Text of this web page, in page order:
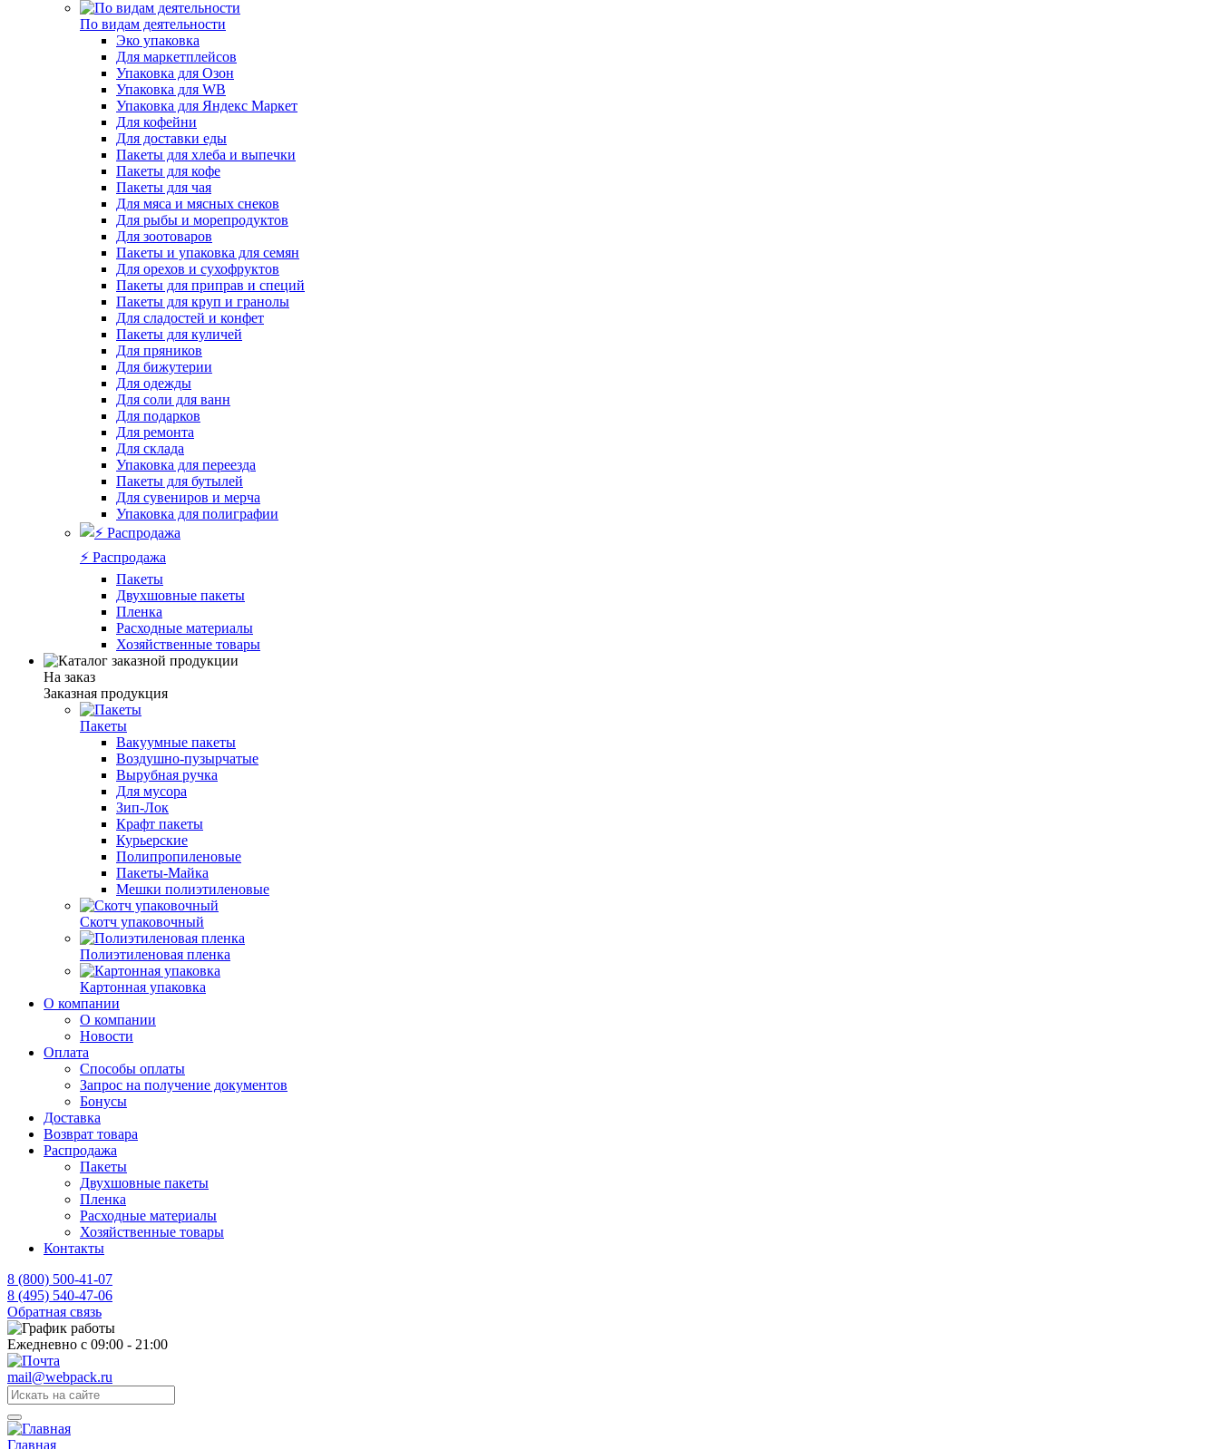
По видам деятельности
Эко упаковка
Для маркетплейсов
Упаковка для Озон
Упаковка для WB
Упаковка для Яндекс Маркет
Для кофейни
Для доставки еды
Пакеты для хлеба и выпечки
Пакеты для кофе
Пакеты для чая
Для мяса и мясных снеков
Для рыбы и морепродуктов
Для зоотоваров
Пакеты и упаковка для семян
Для орехов и сухофруктов
Пакеты для приправ и специй
Пакеты для круп и гранолы
Для сладостей и конфет
Пакеты для куличей
Для пряников
Для бижутерии
Для одежды
Для соли для ванн
Для подарков
Для ремонта
Для склада
Упаковка для переезда
Пакеты для бутылей
Для сувениров и мерча
Упаковка для полиграфии
⚡️ Распродажа
Пакеты
Двухшовные пакеты
Пленка
Расходные материалы
Хозяйственные товары
На заказ
Заказная продукция
Пакеты
Вакуумные пакеты
Воздушно-пузырчатые
Вырубная ручка
Для мусора
Зип-Лок
Крафт пакеты
Курьерские
Полипропиленовые
Пакеты-Майка
Мешки полиэтиленовые
Скотч упаковочный
Полиэтиленовая пленка
Картонная упаковка
О компании
О компании
Новости
Оплата
Способы оплаты
Запрос на получение документов
Бонусы
Доставка
Возврат товара
Распродажа
Пакеты
Двухшовные пакеты
Пленка
Расходные материалы
Хозяйственные товары
Контакты
8 (800) 500-41-07
8 (495) 540-47-06
Обратная связь
Ежедневно с 09:00 - 21:00
mail@webpack.ru
Главная